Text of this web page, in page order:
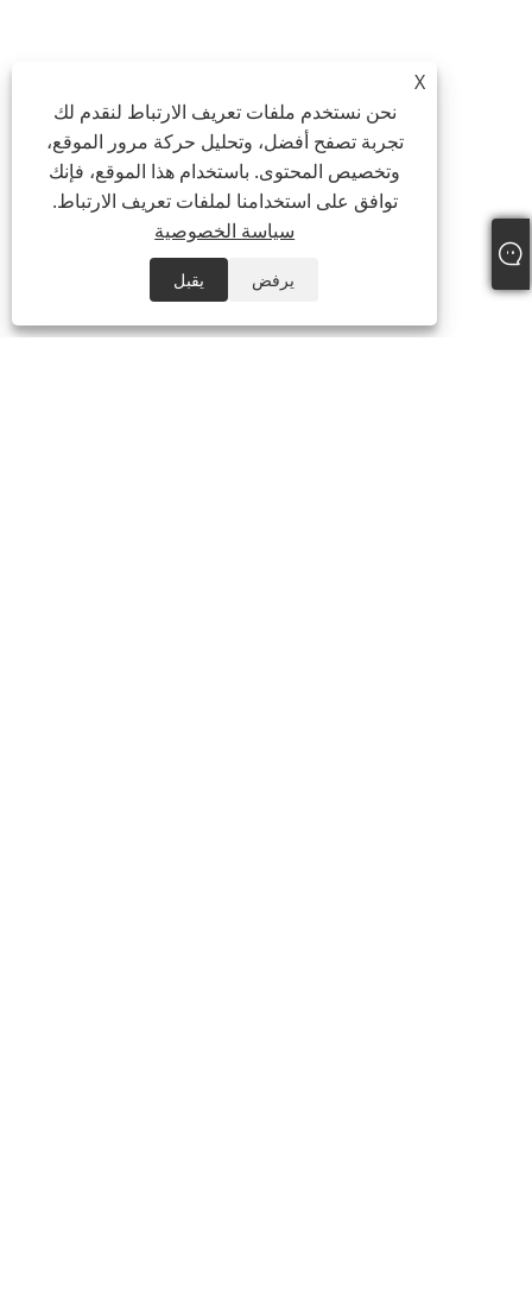
X
نحن نستخدم ملفات تعريف الارتباط لنقدم لك
تجربة تصفح أفضل، وتحليل حركة مرور الموقع،
وتخصيص المحتوى. باستخدام هذا الموقع، فإنك
توافق على استخدامنا لملفات تعريف الارتباط.
سياسة الخصوصية
يرفض يقبل